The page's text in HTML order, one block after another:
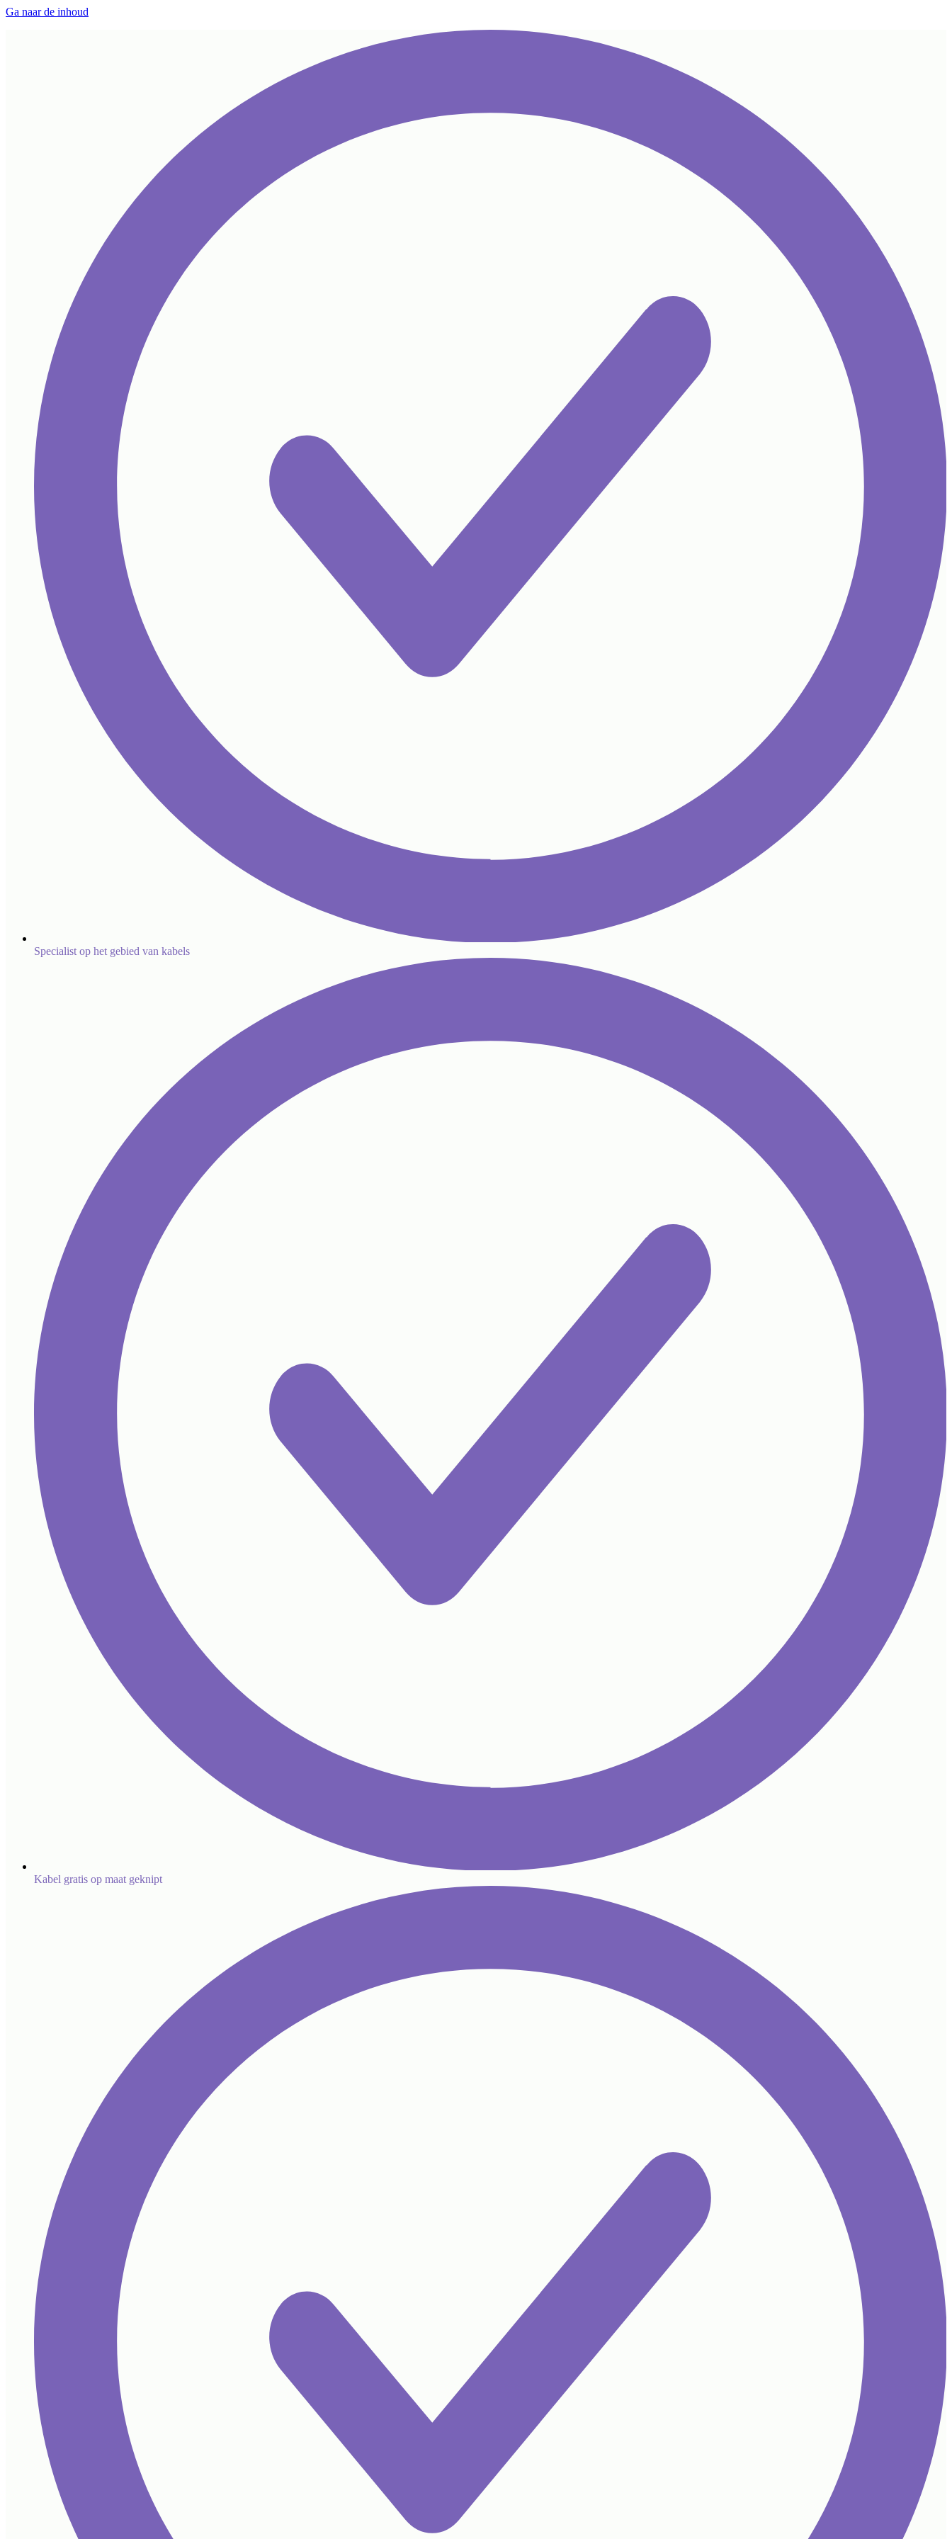
Ga naar de inhoud
Specialist op het gebied van kabels
Kabel gratis op maat geknipt